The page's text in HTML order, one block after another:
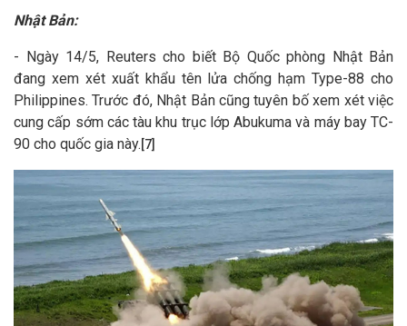
Nhật Bản:
- Ngày 14/5, Reuters cho biết Bộ Quốc phòng Nhật Bản
đang xem xét xuất khẩu tên lửa chống hạm Type-88 cho
Philippines. Trước đó, Nhật Bản cũng tuyên bố xem xét việc
cung cấp sớm các tàu khu trục lớp Abukuma và máy bay TC-
90 cho quốc gia này. [7]